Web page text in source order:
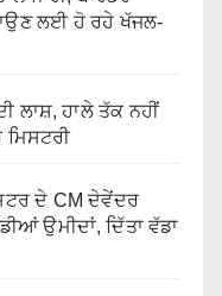
ਲਈ ਹੋ ਰਹੇ ਖੱਜਲ-
ਲਾਸ਼, ਹਾਲੇ ਤੱਕ ਨਹੀਂ
ਦੇ CM ਦੇਵੇਂਦਰ
ਉਮੀਦਾਂ, ਦਿੱਤਾ ਵੱਡਾ